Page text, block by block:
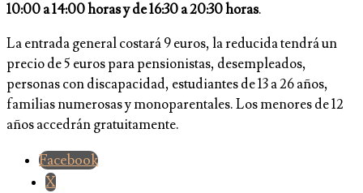
10:00 a 14:00 horas y de 16:30 a 20:30 horas.
La entrada general costará 9 euros, la reducida tendrá un
precio de 5 euros para pensionistas, desempleados,
personas con discapacidad, estudiantes de 13 a 26 años,
familias numerosas y monoparentales. Los menores de 12
años accedrán gratuitamente.
Facebook
X